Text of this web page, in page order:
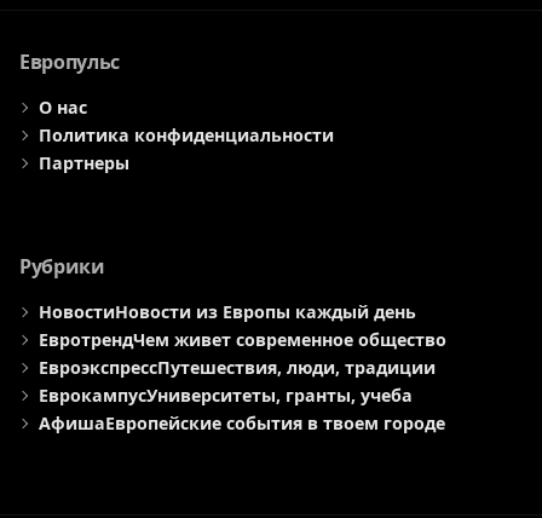
Европульс
О нас
Политика конфиденциальности
Партнеры
Рубрики
НовостиНовости из Европы каждый день
ЕвротрендЧем живет современное общество
ЕвроэкспрессПутешествия, люди, традиции
ЕврокампусУниверситеты, гранты, учеба
АфишаЕвропейские события в твоем городе